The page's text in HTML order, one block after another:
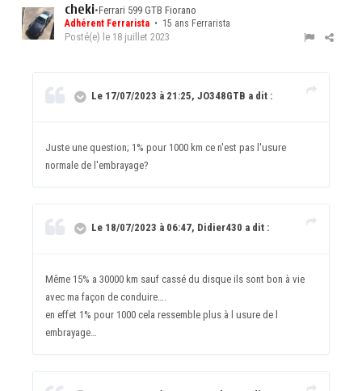
cheki•Ferrari 599 GTB Fiorano
Adhérent Ferrarista • 15 ans Ferrarista
Posté(e) le 18 juillet 2023
Le 17/07/2023 à 21:25, JO348GTB a dit :
Juste une question; 1% pour 1000 km ce n'est pas l'usure
normale de l'embrayage?
Le 18/07/2023 à 06:47, Didier430 a dit :
Même 15% a 30000 km sauf cassé du disque ils sont bon à vie
avec ma façon de conduire….
en effet 1% pour 1000 cela ressemble plus à l usure de l
embrayage…